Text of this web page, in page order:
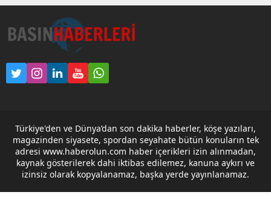
Türkiye’de otomotiv
sektöründe yıllardır
konuşulan “nitelikli usta
açığı” tartışmasına
İzmir’den güçlü bir yanıt
geldi. Ağasoy Akademi,
klasik sanayi kurslarının
arkasındaki isim ise
sektörün yakından
tanıdığı Sait Usta. Yurt
dışında hibrit ve elektrikli
araç teknolojileri üzerine
Türkiye'den ve Dünya’dan son dakika haberler, köşe yazıları,
magazinden siyasete, spordan seyahate bütün konuların tek
adresi www.haberolun.com haber içerikleri izin alınmadan,
kaynak gösterilerek dahi iktibas edilemez, kanuna aykırı ve
izinsiz olarak kopyalanamaz, başka yerde yayınlanamaz.